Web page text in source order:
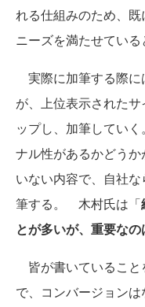
れる仕組みのため、
ニーズを満たせている
実際に加筆する際に
が、上位表示された
ップし、加筆してい
ナル性があるかどう
いない内容で、自社
筆する。 木村氏は「
とが多いが、重要な
皆が書いていること
で、コンバージョン